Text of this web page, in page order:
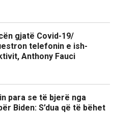
gjatë Covid-19/
telefonin e ish-
Anthony Fauci
para se të bjerë nga
Biden: S’dua që të bëhet